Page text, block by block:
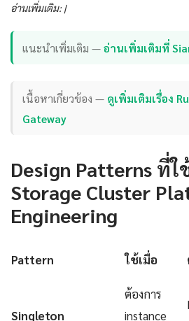
อ่านเพิ่มเติม: |
แนะนำเพิ่มเติม —อ่านเพิ่มเติมที่
เนื้อหาเกี่ยวข้อง — ดูเพิ่มเติมเรื่อง
Gateway
Design Patterns ที่ใ
Storage Cluster
Engineering
Pattern ใช้เมื่อ
Singleton
ต้องการ
instance